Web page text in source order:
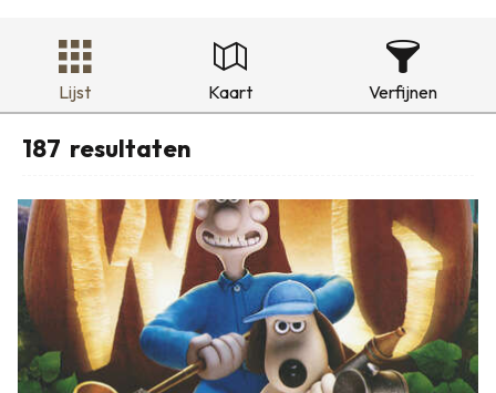
Lijst Kaart Verfijnen
187 resultaten